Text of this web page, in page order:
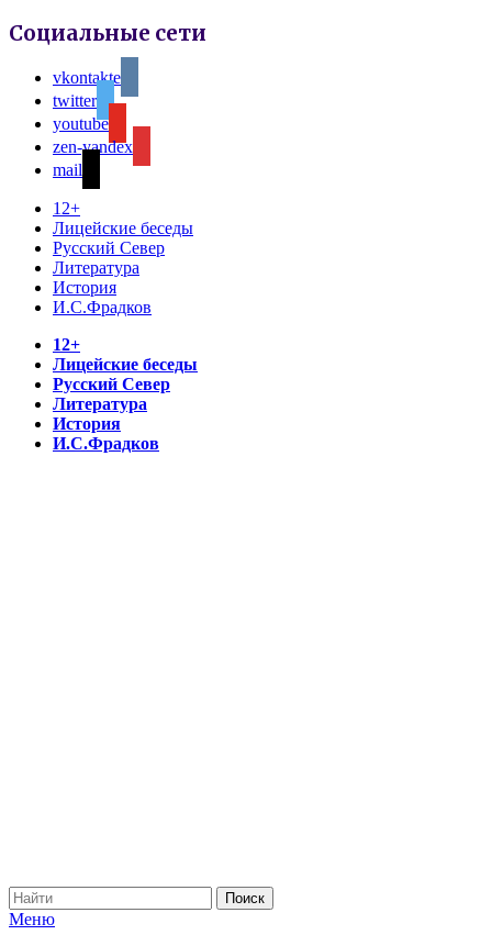
Социальные сети
vkontakte
twitter
youtube
zen-yandex
mail
12+
Лицейские беседы
Русский Север
Литература
История
И.С.Фрадков
12+
Лицейские беседы
Русский Север
Литература
История
И.С.Фрадков
Меню